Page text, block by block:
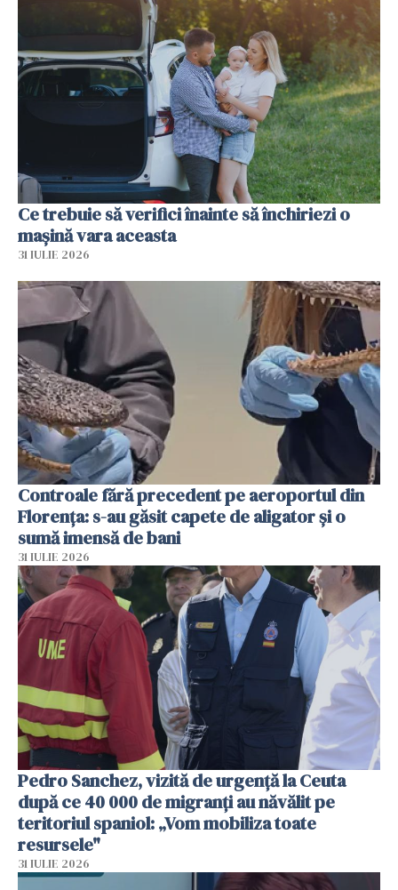
Ce trebuie să verifici înainte să închiriezi o
mașină vara aceasta
31 IULIE 2026
Controale fără precedent pe aeroportul din
Florența: s-au găsit capete de aligator și o
sumă imensă de bani
31 IULIE 2026
Pedro Sanchez, vizită de urgență la Ceuta
după ce 40 000 de migranți au năvălit pe
teritoriul spaniol: „Vom mobiliza toate
resursele"
31 IULIE 2026